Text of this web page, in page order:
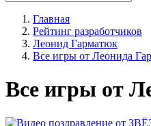
Главная
Рейтинг разработчиков
Леонид Гарматюк
Все игры от Леонида
Все игры от